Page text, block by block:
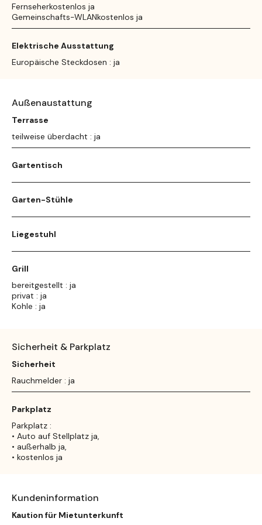
Fernseherkostenlos ja
Gemeinschafts-WLANkostenlos ja
Elektrische Ausstattung
Europäische Steckdosen : ja
Außenaustattung
Terrasse
teilweise überdacht : ja
Gartentisch
Garten-Stühle
Liegestuhl
Grill
bereitgestellt : ja
privat : ja
Kohle : ja
Sicherheit & Parkplatz
Sicherheit
Rauchmelder : ja
Parkplatz
Parkplatz :
• Auto auf Stellplatz ja,
• außerhalb ja,
• kostenlos ja
Kundeninformation
Kaution für Mietunterkunft